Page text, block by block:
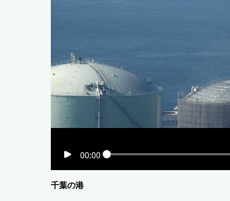
00:00
千葉の港